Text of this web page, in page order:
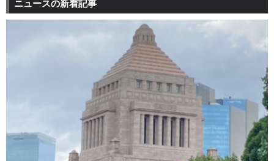
ニュースの新着記事